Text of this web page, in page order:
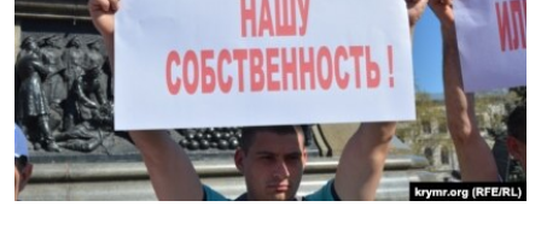
ПОБЕДИТЕЛЕЙ НЕ СУДЯТ?
КРЫМ.НЕПОКОРЕННЫЙ
ELIFBE
УКРАИНСКАЯ ПРОБЛЕМА КРЫМА
ПРИСОЕДИНЯЙТЕСЬ!
Все сайты RFE/RL